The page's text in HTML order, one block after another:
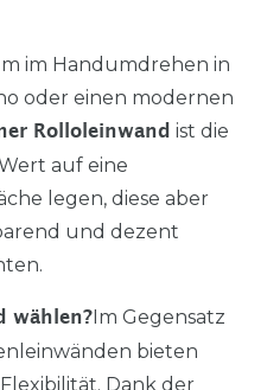
im Handumdrehen in
oder einen modernen
Rolloleinwand ist die
auf eine
legen, diese aber
und dezent
wählen?Im Gegensatz
bieten
Dank der